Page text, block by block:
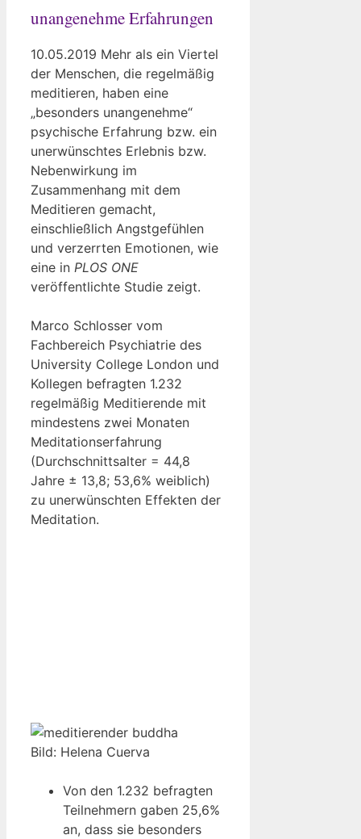
unangenehme Erfahrungen
10.05.2019 Mehr als ein Viertel
der Menschen, die regelmäßig
meditieren, haben eine
„besonders unangenehme“
psychische Erfahrung bzw. ein
unerwünschtes Erlebnis bzw.
Nebenwirkung im
Zusammenhang mit dem
Meditieren gemacht,
einschließlich Angstgefühlen
und verzerrten Emotionen, wie
eine in PLOS ONE
veröffentlichte Studie zeigt.
Marco Schlosser vom
Fachbereich Psychiatrie des
University College London und
Kollegen befragten 1.232
regelmäßig Meditierende mit
mindestens zwei Monaten
Meditationserfahrung
(Durchschnittsalter = 44,8
Jahre ± 13,8; 53,6% weiblich)
zu unerwünschten Effekten der
Meditation.
Bild: Helena Cuerva
Von den 1.232 befragten
Teilnehmern gaben 25,6%
an, dass sie besonders